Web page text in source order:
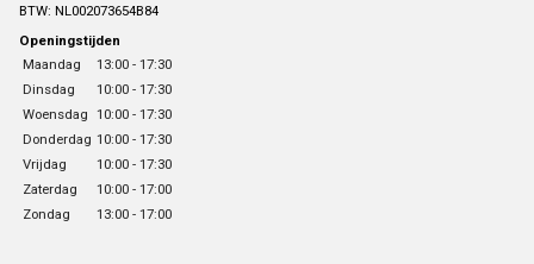
BTW: NL002073654B84
Openingstijden
Maandag
13:00 - 17:30
Dinsdag
10:00 - 17:30
Woensdag 10:00 - 17:30
Donderdag 10:00 - 17:30
Vrijdag
10:00 - 17:30
Zaterdag
10:00 - 17:00
Zondag
13:00 - 17:00